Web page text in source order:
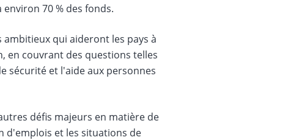
70 % des fonds.
qui aideront les pays à
en couvrant des questions telles
sécurité et l'aide aux personnes
défis majeurs en matière de
d'emplois et les situations de